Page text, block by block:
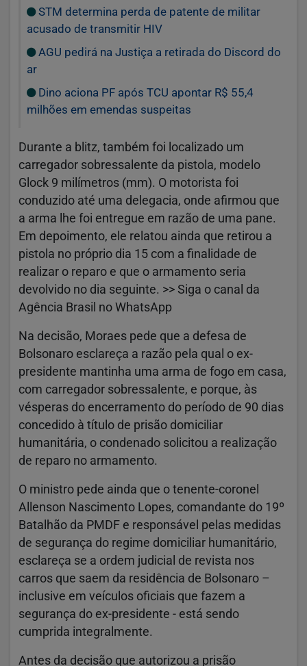
STM determina perda de patente de militar
acusado de transmitir HIV
AGU pedirá na Justiça a retirada do Discord do
ar
Dino aciona PF após TCU apontar R$ 55,4
milhões em emendas suspeitas
Durante a blitz, também foi localizado um
carregador sobressalente da pistola, modelo
Glock 9 milímetros (mm). O motorista foi
conduzido até uma delegacia, onde afirmou que
a arma lhe foi entregue em razão de uma pane.
Em depoimento, ele relatou ainda que retirou a
pistola no próprio dia 15 com a finalidade de
realizar o reparo e que o armamento seria
devolvido no dia seguinte. >> Siga o canal da
Agência Brasil no WhatsApp
Na decisão, Moraes pede que a defesa de
Bolsonaro esclareça a razão pela qual o ex-
presidente mantinha uma arma de fogo em casa,
com carregador sobressalente, e porque, às
vésperas do encerramento do período de 90 dias
concedido à título de prisão domiciliar
humanitária, o condenado solicitou a realização
de reparo no armamento.
O ministro pede ainda que o tenente-coronel
Allenson Nascimento Lopes, comandante do 19º
Batalhão da PMDF e responsável pelas medidas
de segurança do regime domiciliar humanitário,
esclareça se a ordem judicial de revista nos
carros que saem da residência de Bolsonaro –
inclusive em veículos oficiais que fazem a
segurança do ex-presidente - está sendo
cumprida integralmente.
Antes da decisão que autorizou a prisão